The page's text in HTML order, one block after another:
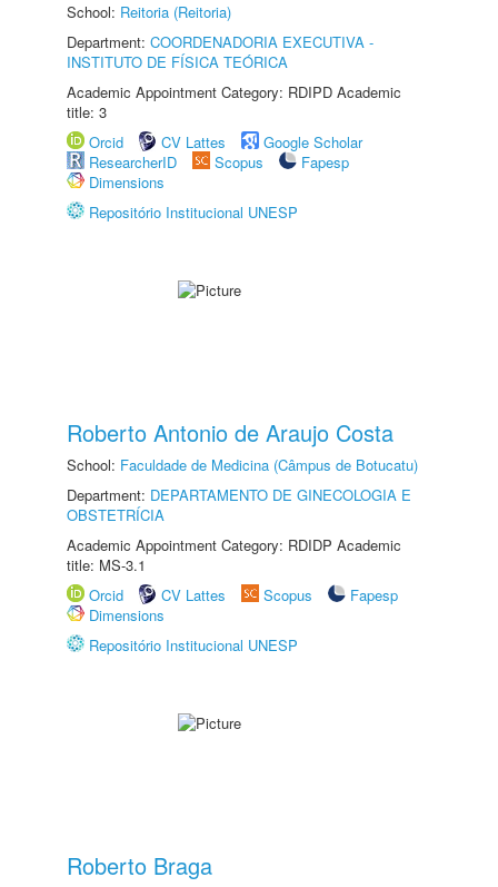
School: Reitoria (Reitoria)
Department: COORDENADORIA EXECUTIVA -
INSTITUTO DE FÍSICA TEÓRICA
Academic Appointment Category: RDIPD Academic
title: 3
Orcid
CV Lattes
Google Scholar
ResearcherID
Scopus
Fapesp
Dimensions
Repositório Institucional UNESP
Roberto Antonio de Araujo Costa
School: Faculdade de Medicina (Câmpus de Botucatu)
Department: DEPARTAMENTO DE GINECOLOGIA E
OBSTETRÍCIA
Academic Appointment Category: RDIDP Academic
title: MS-3.1
Orcid
CV Lattes Scopus
Fapesp
Dimensions
Repositório Institucional UNESP
Roberto Braga